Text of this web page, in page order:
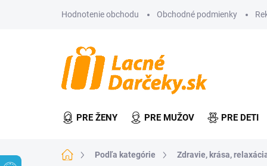
Hodnotenie obchodu Obchodné podmienky
PRE ŽENY PRE MUŽOV PRE DETI
DomovPodľa kategórie Zdravie, krása,